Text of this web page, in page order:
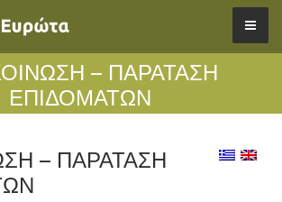
– ΠΑΡΑΤΑΣΗ
ΕΠΙΔΟΜΑΤΩΝ
– ΠΑΡΑΤΑΣΗ